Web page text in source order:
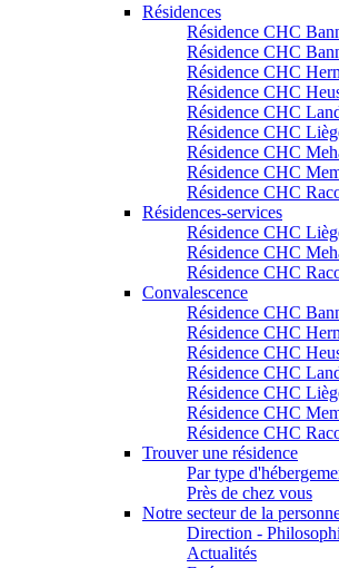
Résidences
Résidence CHC
Résidence CHC
Résidence CHC
Résidence CHC
Résidence CHC
Résidence CHC
Résidence CHC
Résidence CHC
Résidence CHC
Résidences-services
Résidence CHC
Résidence CHC
Résidence CHC
Convalescence
Résidence CHC
Résidence CHC
Résidence CHC
Résidence CHC
Résidence CHC
Résidence CHC
Résidence CHC
Trouver une résidence
Par type
Près de chez vous
Notre secteur de la
Direction -
Actualités